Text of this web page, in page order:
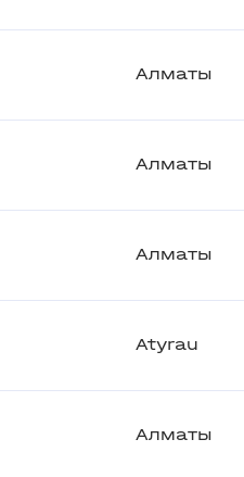
Алматы
Алматы
Алматы
Atyrau
Алматы